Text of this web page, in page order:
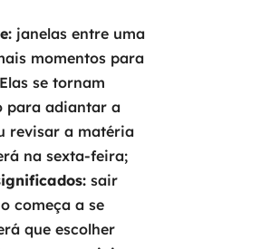
janelas entre uma
momentos para
se tornam
para adiantar a
revisar a matéria
na sexta-feira;
sair
começa a se
que escolher